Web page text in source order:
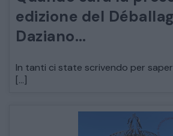
ARREDO DA
DECORAZIONI OGGETTISTICA
MATERIALI E
MODERNARIATO
edizione del
Daziano…
In tanti ci state scrivendo per
[…]